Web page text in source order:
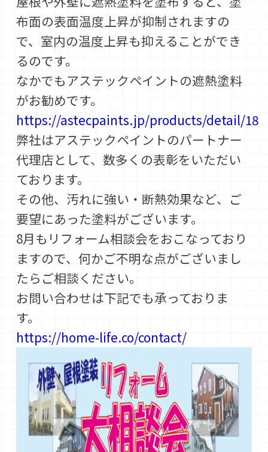
布面の表面温度上昇が抑制されますの
で、室内の温度上昇も抑えることができ
るのです。
なかでもアステックペイントの遮熱塗料
がお勧めです。
https://astecpaints.jp/products/detail/18
弊社はアステックペイントのパートナー
代理店として、数多くの表彰をいただい
ております。
その他、汚れに強い・断熱効果など、ご
要望にあった塗料がございます。
8月もリフォーム相談会をおこなっており
ますので、何かご不明な点がございまし
たらご相談ください。
お問い合わせは下記でも承っておりま
す。
https://home-life.co/contact/